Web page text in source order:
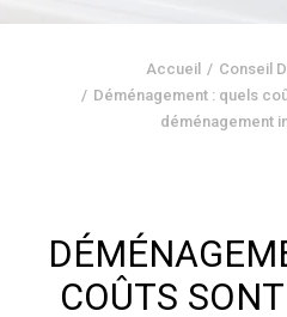
Accueil
Conseil
Déménagement : quels
déménagement
COÛTS